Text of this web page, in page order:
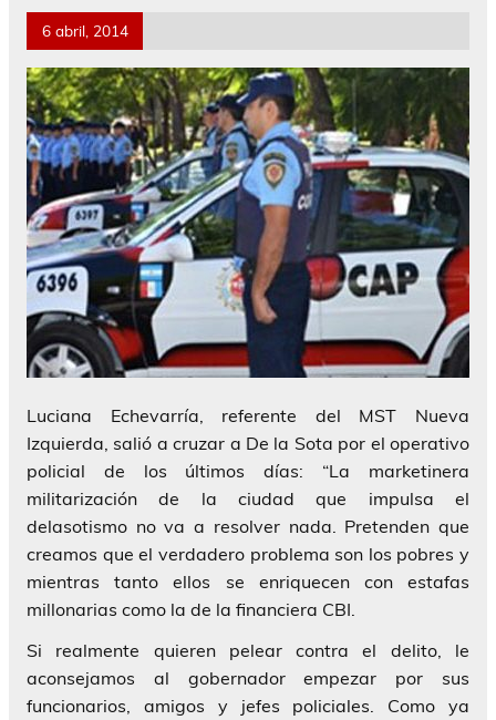
6 abril, 2014
Luciana Echevarría, referente del MST Nueva
Izquierda, salió a cruzar a De la Sota por el operativo
policial de los últimos días: “La marketinera
militarización de la ciudad que impulsa el
delasotismo no va a resolver nada. Pretenden que
creamos que el verdadero problema son los pobres y
mientras tanto ellos se enriquecen con estafas
millonarias como la de la financiera CBI.
Si realmente quieren pelear contra el delito, le
aconsejamos al gobernador empezar por sus
funcionarios, amigos y jefes policiales. Como ya